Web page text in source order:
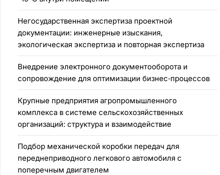
Негосударственная экспертиза проектной
документации: инженерные изыскания,
экологическая экспертиза и повторная экспертиза
Внедрение электронного документооборота и
сопровождение для оптимизации бизнес‑процессов
Крупные предприятия агропромышленного
комплекса в системе сельскохозяйственных
организаций: структура и взаимодействие
Подбор механической коробки передач для
переднеприводного легкового автомобиля с
поперечным двигателем